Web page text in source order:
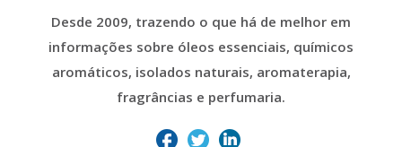
Desde 2009, trazendo o que há de melhor em
informações sobre óleos essenciais, químicos
aromáticos, isolados naturais, aromaterapia,
fragrâncias e perfumaria.